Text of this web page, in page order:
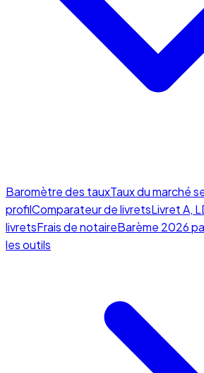
Baromètre des tauxTaux du marché
profilComparateur de livretsLivret A,
livretsFrais de notaireBarème 2026
les outils